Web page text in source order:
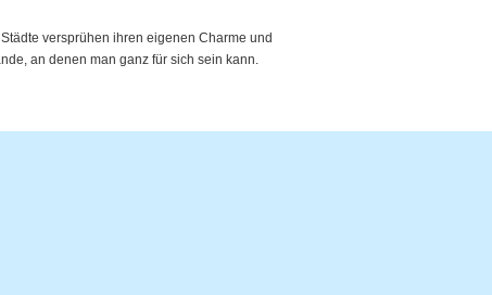
versprühen ihren eigenen Charme und
an denen man ganz für sich sein kann.